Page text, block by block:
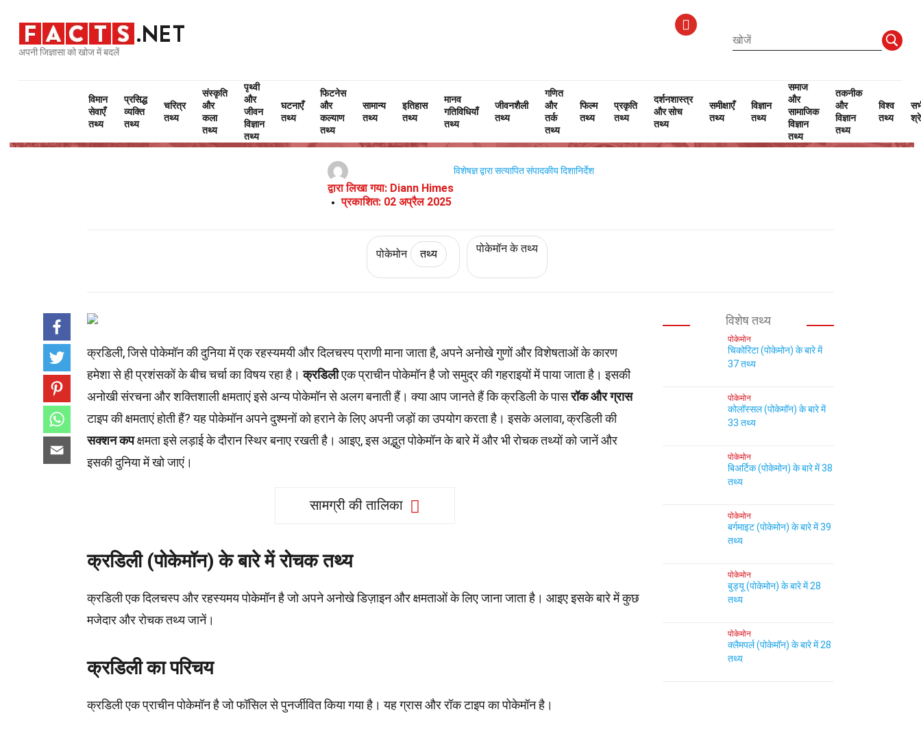
अपनी जिज्ञासा को खोज में बदलें
विमान
सेवाएँ
तथ्य
प्रसिद्ध
व्यक्ति
तथ्य
चरित्र
तथ्य
संस्कृति
और
कला
तथ्य
पृथ्वी
और
जीवन
विज्ञान
तथ्य
घटनाएँ
तथ्य
फिटनेस
और
कल्याण
तथ्य
सामान्य
तथ्य
इतिहास
तथ्य
मानव
गतिविधियाँ
तथ्य
जीवनशैली
तथ्य
गणित
और
तर्क
तथ्य
फिल्म
तथ्य
प्रकृति
तथ्य
दर्शनशास्त्र
और सोच
तथ्य
समीक्षाएँ
तथ्य
विज्ञान
तथ्य
समाज
और
सामाजिक
विज्ञान
तथ्य
तकनीक
और
विज्ञान
तथ्य
विश्व
तथ्य
क्रडिली (पोकेमॉन) के बारे में 37 तथ्य
द्वारा लिखा गया: Diann Himes
प्रकाशित: 02 अप्रैल 2025
विशेषज्ञ द्वारा सत्यापित संपादकीय दिशानिर्देश
पोकेमोन तथ्य पोकेमॉन के तथ्य
क्रडिली, जिसे पोकेमॉन की दुनिया में एक रहस्यमयी और दिलचस्प प्राणी माना जाता है, अपने अनोखे गुणों और विशेषताओं के कारण
हमेशा से ही प्रशंसकों के बीच चर्चा का विषय रहा है।क्रडिलीएक प्राचीन पोकेमॉन है जो समुद्र की गहराइयों में पाया जाता है। इसकी
अनोखी संरचना और शक्तिशाली क्षमताएं इसे अन्य पोकेमॉन से अलग बनाती हैं। क्या आप जानते हैं कि क्रडिली के पासरॉक और ग्रास
टाइप की क्षमताएं होती हैं? यह पोकेमॉन अपने दुश्मनों को हराने के लिए अपनी जड़ों का उपयोग करता है। इसके अलावा, क्रडिली की
सक्शन कपक्षमता इसे लड़ाई के दौरान स्थिर बनाए रखती है। आइए, इस अद्भुत पोकेमॉन के बारे में और भी रोचक तथ्यों को जानें और
इसकी दुनिया में खो जाएं।
सामग्री की तालिका
क्रडिली (पोकेमॉन) के बारे में रोचक तथ्य
क्रडिली एक दिलचस्प और रहस्यमय पोकेमॉन है जो अपने अनोखे डिज़ाइन और क्षमताओं के लिए जाना जाता है। आइए इसके बारे में कुछ
मजेदार और रोचक तथ्य जानें।
क्रडिली का परिचय
क्रडिली एक प्राचीन पोकेमॉन है जो फॉसिल से पुनर्जीवित किया गया है। यह ग्रास और रॉक टाइप का पोकेमॉन है।
विशेष तथ्य
पोकेमोन
चिकोरिटा (पोकेमोन) के बारे में
37 तथ्य
पोकेमोन
कोलॉस्सल (पोकेमॉन) के बारे में
33 तथ्य
पोकेमोन
बिअर्टिक (पोकेमोन) के बारे में 38
तथ्य
पोकेमोन
बर्गमाइट (पोकेमोन) के बारे में 39
तथ्य
पोकेमोन
बुड्यू (पोकेमोन) के बारे में 28
तथ्य
पोकेमोन
क्लैमपर्ल (पोकेमॉन) के बारे में 28
तथ्य